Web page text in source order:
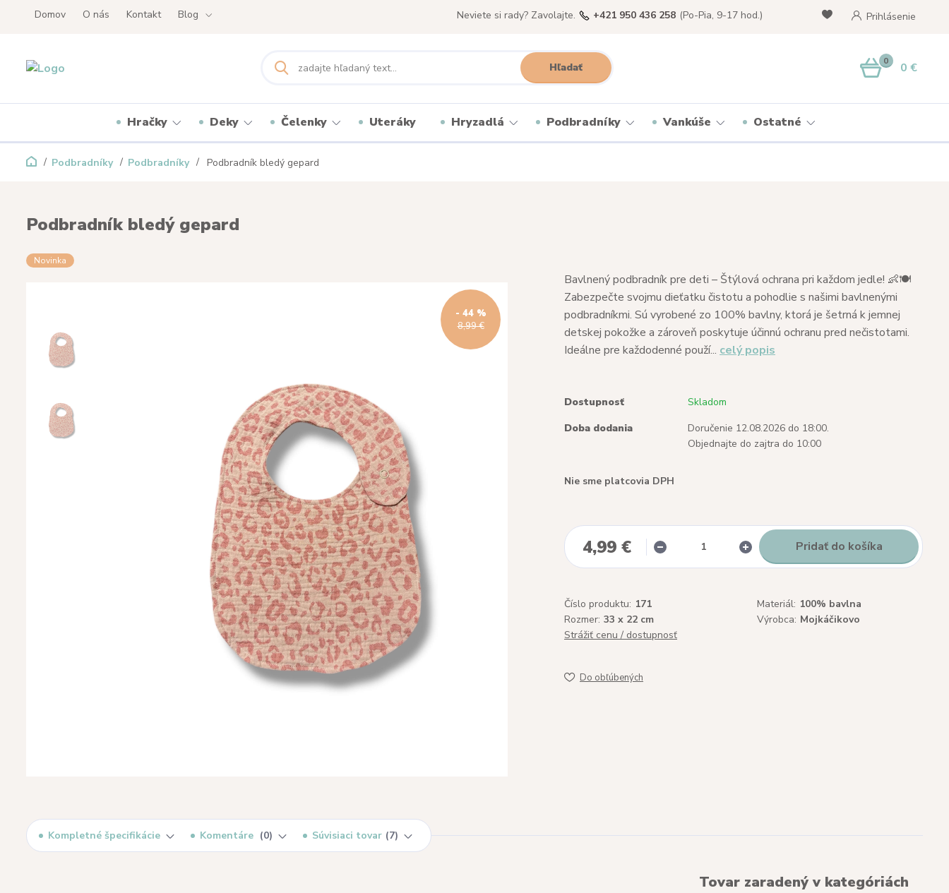
Domov O nás Kontakt Blog Prihlásenie
Hľadať
Neviete si rady? Zavolajte. +421 950 436 258 (Po-Pia, 9-17 hod.)
0 0 €
Hračky Deky Čelenky Uteráky Hryzadlá Podbradníky Vankúše Ostatné
Podbradníky Podbradníky Podbradník bledý gepard
Podbradník bledý gepard
Novinka
8,99 €
- 44 %
Bavlnený podbradník pre deti – Štýlová ochrana pri každom jedle! 👶🍽️
Zabezpečte svojmu dieťatku čistotu a pohodlie s našimi bavlnenými
podbradníkmi. Sú vyrobené zo 100% bavlny, ktorá je šetrná k jemnej
detskej pokožke a zároveň poskytuje účinnú ochranu pred nečistotami.
Ideálne pre každodenné použí... celý popis
Dostupnosť
Skladom
Doba dodania
Doručenie 12.08.2026 do 18:00.
Objednajte do zajtra do 10:00
Nie sme platcovia DPH
4,99 € Pridať do košíka
Číslo produktu: 171 Materiál: 100% bavlna
Rozmer: 33 x 22 cm Výrobca: Mojkáčikovo
Strážiť cenu / dostupnosť
Do obľúbených
Kompletné špecifikácie Komentáre 0 Súvisiaci tovar 7
Tovar zaradený v kategóriách